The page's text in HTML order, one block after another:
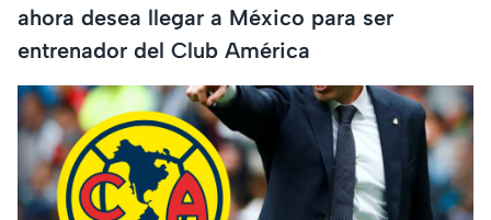
ahora desea llegar a México para ser
entrenador del Club América